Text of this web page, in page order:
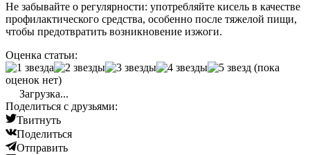
Не забывайте о регулярности: употребляйте кисель в качестве
профилактического средства, особенно после тяжелой пищи,
чтобы предотвратить возникновение изжоги.
Оценка статьи:
(пока
оценок нет)
Загрузка...
Поделиться с друзьями:
Твитнуть
Поделиться
Отправить